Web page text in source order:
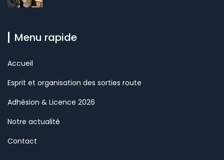
Menu rapide
Accueil
Esprit et organisation des sorties route
Adhésion & Licence 2026
Notre actualité
Contact